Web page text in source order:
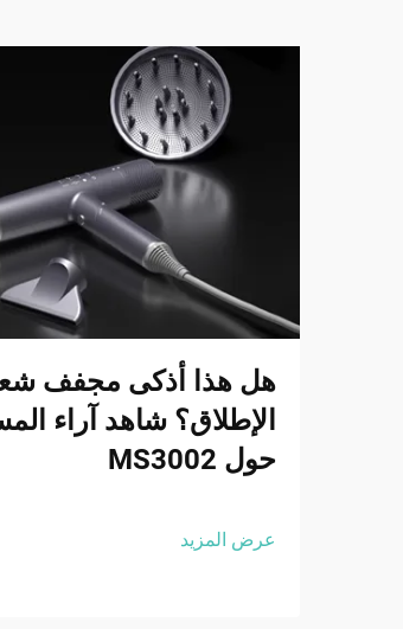
هل هذا أذكى مجفف
الإطلاق؟ شاهد آراء
حول MS3002
عرض المزيد